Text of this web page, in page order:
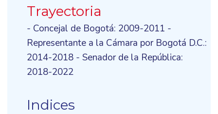
Trayectoria
- Concejal de Bogotá: 2009-2011 -
Representante a la Cámara por Bogotá D.C.:
2014-2018 - Senador de la República:
2018-2022
Indices